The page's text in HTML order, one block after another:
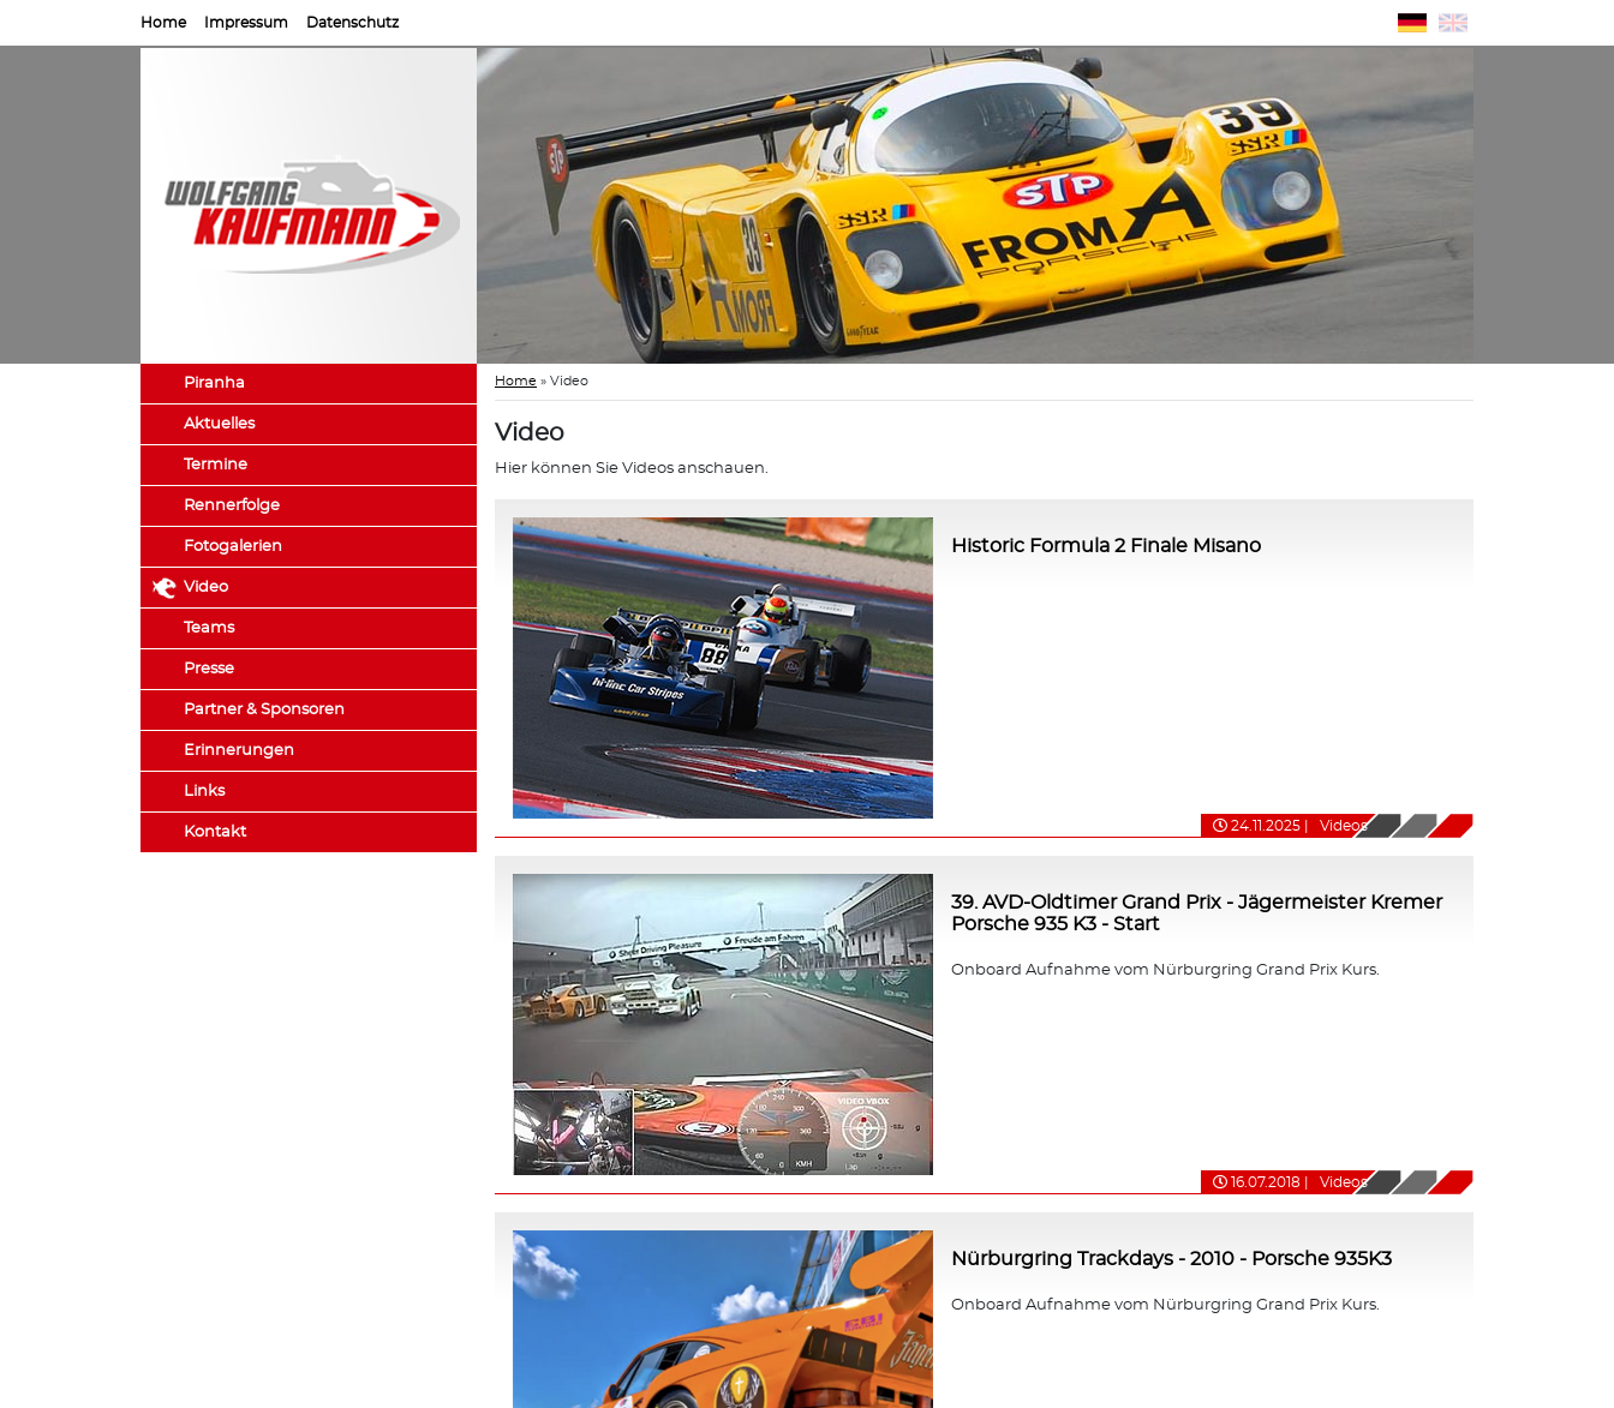
Home Impressum Datenschutz
Piranha
Aktuelles
Termine
Rennerfolge
Fotogalerien
Video
Teams
Presse
Partner & Sponsoren
Erinnerungen
Links
Kontakt
Home » Video
Video
Hier können Sie Videos anschauen.
Historic Formula 2 Finale Misano
24.11.2025 Videos
39. AVD-Oldtimer Grand Prix - Jägermeister Kremer
Porsche 935 K3 - Start
Onboard Aufnahme vom Nürburgring Grand Prix Kurs.
16.07.2018 Videos
Nürburgring Trackdays - 2010 - Porsche 935K3
Onboard Aufnahme vom Nürburgring Grand Prix Kurs.